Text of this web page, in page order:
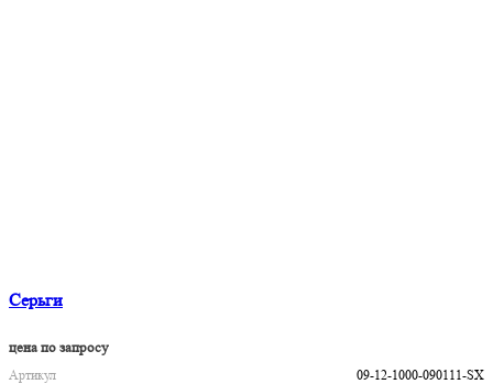
Серьги
цена по запросу
Артикул
09-12-1000-090111-SX